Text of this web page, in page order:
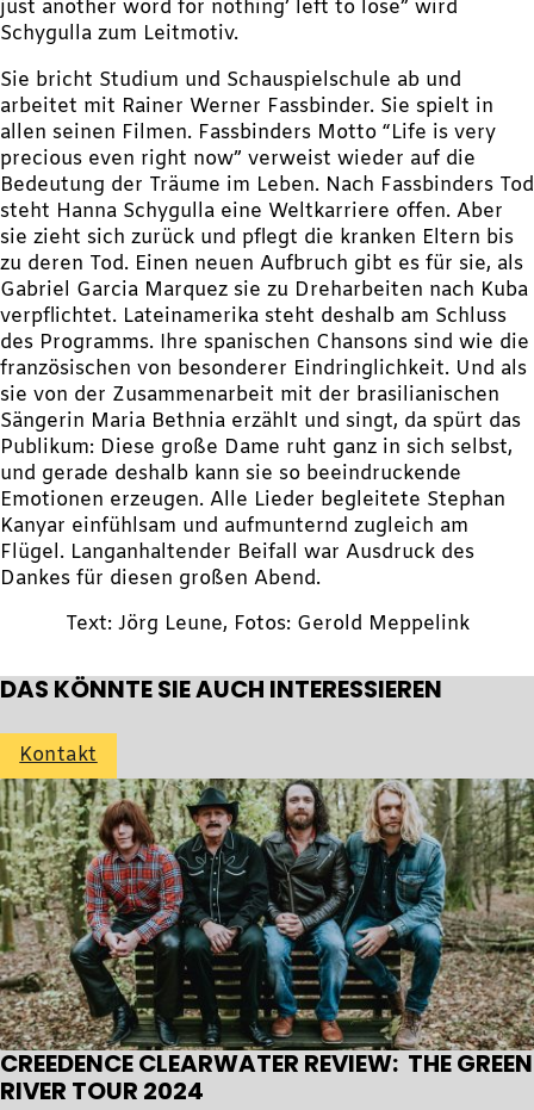
just another word for nothing’ left to lose” wird
Schygulla zum Leitmotiv.
Sie bricht Studium und Schauspielschule ab und
arbeitet mit Rainer Werner Fassbinder. Sie spielt in
allen seinen Filmen. Fassbinders Motto “Life is very
precious even right now” verweist wieder auf die
Bedeutung der Träume im Leben. Nach Fassbinders Tod
steht Hanna Schygulla eine Weltkarriere offen. Aber
sie zieht sich zurück und pflegt die kranken Eltern bis
zu deren Tod. Einen neuen Aufbruch gibt es für sie, als
Gabriel Garcia Marquez sie zu Dreharbeiten nach Kuba
verpflichtet. Lateinamerika steht deshalb am Schluss
des Programms. Ihre spanischen Chansons sind wie die
französischen von besonderer Eindringlichkeit. Und als
sie von der Zusammenarbeit mit der brasilianischen
Sängerin Maria Bethnia erzählt und singt, da spürt das
Publikum: Diese große Dame ruht ganz in sich selbst,
und gerade deshalb kann sie so beeindruckende
Emotionen erzeugen. Alle Lieder begleitete Stephan
Kanyar einfühlsam und aufmunternd zugleich am
Flügel. Langanhaltender Beifall war Ausdruck des
Dankes für diesen großen Abend.
Text: Jörg Leune, Fotos: Gerold Meppelink
DAS KÖNNTE SIE AUCH INTERESSIEREN
Kontakt
CREEDENCE CLEARWATER REVIEW: THE GREEN
RIVER TOUR 2024